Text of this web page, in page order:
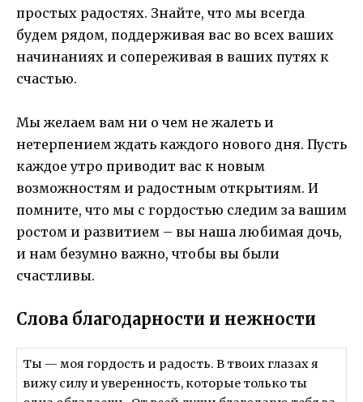
простых радостях. Знайте, что мы всегда
будем рядом, поддерживая вас во всех ваших
начинаниях и сопереживая в ваших путях к
счастью.
Мы желаем вам ни о чем не жалеть и
нетерпением ждать каждого нового дня. Пусть
каждое утро приводит вас к новым
возможностям и радостным открытиям. И
помните, что мы с гордостью следим за вашим
ростом и развитием – вы наша любимая дочь,
и нам безумно важно, чтобы вы были
счастливы.
Слова благодарности и нежности
Ты — моя гордость и радость. В твоих глазах я
вижу силу и уверенность, которые только ты